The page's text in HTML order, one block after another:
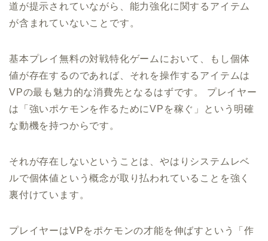
道が提示されていながら、能力強化に関するアイテム
が含まれていないことです。
基本プレイ無料の対戦特化ゲームにおいて、もし個体
値が存在するのであれば、それを操作するアイテムは
VPの最も魅力的な消費先となるはずです。 プレイヤー
は「強いポケモンを作るためにVPを稼ぐ」という明確
な動機を持つからです。
それが存在しないということは、やはりシステムレベ
ルで個体値という概念が取り払われていることを強く
裏付けています。
プレイヤーはVPをポケモンの才能を伸ばすという「作